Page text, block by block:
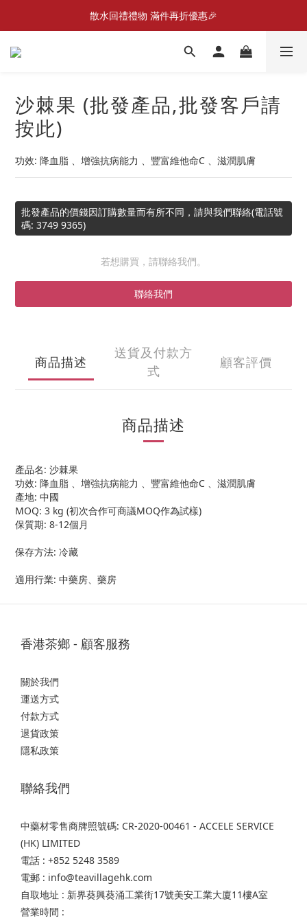
📣首張訂單滿$300即減$20📣
散水回禮禮物 滿件再折優惠🎉
📦折後付款滿$300免運費 （香港、澳門）
沙棘果 (批發產品,批發客戶請
按此)
功效: 降血脂 、增強抗病能力 、豐富維他命C 、滋潤肌膚
批發產品的價錢因訂購數量而有所不同，請與我們聯絡(電話號
碼: 3749 9365)
若想購買，請聯絡我們。
聯絡我們
商品描述
送貨及付款方
式
顧客評價
商品描述
產品名: 沙棘果
功效: 降血脂 、增強抗病能力 、豐富維他命C 、滋潤肌膚
產地: 中國
MOQ: 3 kg (初次合作可商議MOQ作為試樣)
保質期: 8-12個月
保存方法: 冷藏
適用行業: 中藥房、藥房
香港茶鄉 - 顧客服務
關於我們
運送方式
付款方式
退貨政策
隱私政策
聯絡我們
中藥材零售商牌照號碼: CR-2020-00461 - ACCELE SERVICE
(HK) LIMITED
電話 : +852 5248 3589
電郵 : info@teavillagehk.com
自取地址 : 新界葵興葵涌工業街17號美安工業大廈11樓A室
營業時間 :